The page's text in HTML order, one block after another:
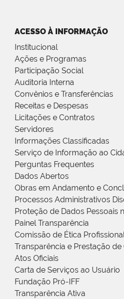
ACESSO À INFORMAÇÃO
Institucional
Ações e Programas
Participação Social
Auditoria Interna
Convênios e Transferências
Receitas e Despesas
Licitações e Contratos
Servidores
Informações Classificadas
Serviço de Informação ao
Perguntas Frequentes
Dados Abertos
Obras em Andamento e
Processos Administrativos
Proteção de Dados Pessoais
Painel Transparência
Comissão de Ética
Transparência e Prestação de
Atos Oficiais
Carta de Serviços ao Usuário
Fundação Pró-IFF
Transparência Ativa